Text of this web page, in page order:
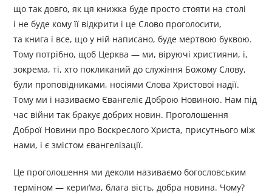
що так довго, як ця книжка буде просто стояти на столі
і не буде кому її відкрити і це Слово проголосити,
та книга і все, що у ній написано, буде мертвою буквою.
Тому потрібно, щоб Церква — ми, віруючі християни, і,
зокрема, ті, хто покликаний до служіння Божому Слову,
були проповідниками, носіями Слова Христової надії.
Тому ми і називаємо Євангеліє Доброю Новиною. Нам під
час війни так бракує добрих новин. Проголошення
Доброї Новини про Воскреслого Христа, присутнього між
нами, і є змістом євангелізації.
Це проголошення ми деколи називаємо богословським
терміном — кериґма, блага вість, добра новина. Чому?